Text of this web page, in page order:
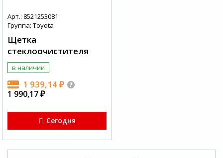
Арт.: 8521253081
Группа: Toyota
Щетка
стеклоочистителя
в наличии
1 939,14₽
1 990,17₽
Сегодня